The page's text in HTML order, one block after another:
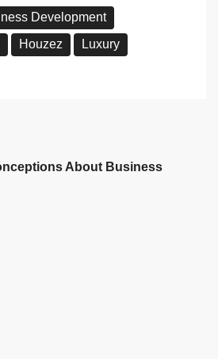
Development
Houzez
Luxury
About Business